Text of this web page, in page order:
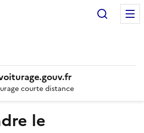
courte distance
le